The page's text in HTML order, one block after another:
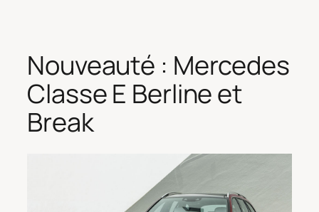
Nouveauté : Mercedes
Classe E Berline et
Break